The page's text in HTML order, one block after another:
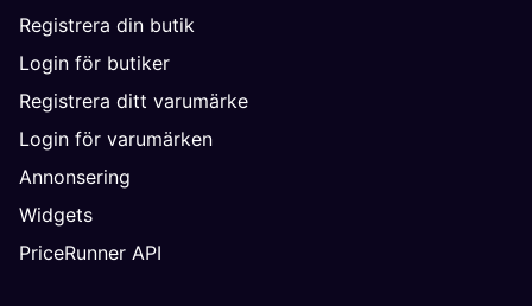
Registrera din butik
Login för butiker
Registrera ditt varumärke
Login för varumärken
Annonsering
Widgets
PriceRunner API